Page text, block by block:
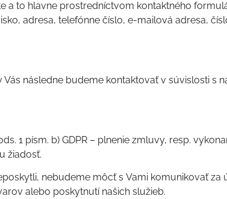
a to hlavne prostredníctvom kontaktného
adresa, telefónne číslo, e-mailová adresa,
následne budeme kontaktovať v súvislosti s
1 písm. b) GDPR – plnenie zmluvy, resp.
žiadosť.
nebudeme môcť s Vami komunikovať za
alebo poskytnutí našich služieb.